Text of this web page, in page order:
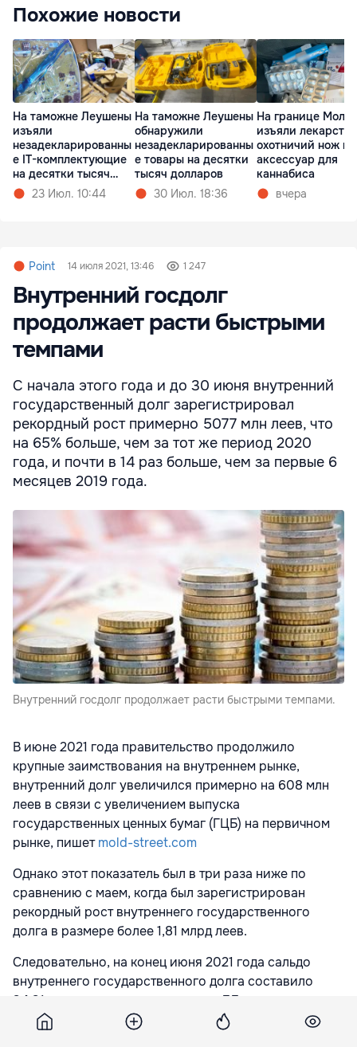
Похожие новости
На таможне Леушены
изъяли
незадекларированны
е IT-комплектующие
на десятки тысяч
леев23 Июл. 10:44
На таможне Леушены
обнаружили
незадекларированны
е товары на десятки
тысяч долларов
30 Июл. 18:36
На границе
изъяли
охотничий нож и
аксессуар для
каннабиса
вчера
Point 14 июля 2021, 13:46 1 247
Внутренний госдолг
продолжает расти быстрыми
темпами
С начала этого года и до 30 июня внутренний
государственный долг зарегистрировал
рекордный рост примерно 5077 млн леев, что
на 65% больше, чем за тот же период 2020
года, и почти в 14 раз больше, чем за первые 6
месяцев 2019 года.
Внутренний госдолг продолжает расти быстрыми темпами.
В июне 2021 года правительство продолжило
крупные заимствования на внутреннем рынке,
внутренний долг увеличился примерно на 608 млн
леев в связи с увеличением выпуска
государственных ценных бумаг (ГЦБ) на первичном
рынке, пишетmold-street.com
Однако этот показатель был в три раза ниже по
сравнению с маем, когда был зарегистрирован
рекордный рост внутреннего государственного
долга в размере более 1,81 млрд леев.
Следовательно, на конец июня 2021 года сальдо
внутреннего государственного долга составило
34,31 млрд леев, что примерно на 7,7 млрд леев
больше, чем год назад.